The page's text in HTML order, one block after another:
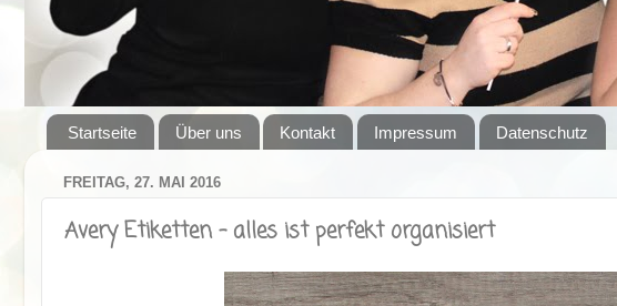
Startseite Über uns Kontakt Impressum Datenschutz
FREITAG, 27. MAI 2016
Avery Etiketten - alles ist perfekt organisiert